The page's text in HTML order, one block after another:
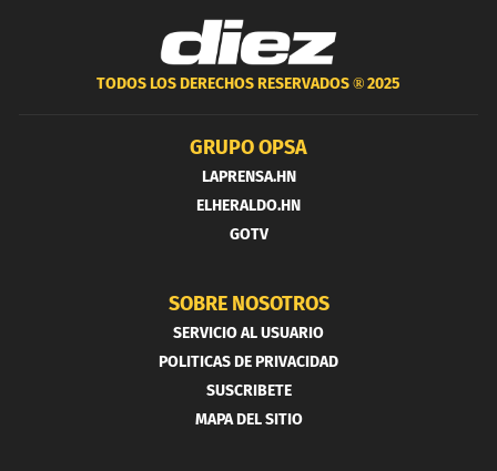
TODOS LOS DERECHOS RESERVADOS ®2025
GRUPO OPSA
LAPRENSA.HN
ELHERALDO.HN
GOTV
SOBRE NOSOTROS
SERVICIO AL USUARIO
POLITICAS DE PRIVACIDAD
SUSCRIBETE
MAPA DEL SITIO